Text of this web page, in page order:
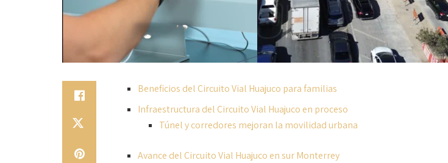
Beneficios del Circuito Vial Huajuco para familias
Infraestructura del Circuito Vial Huajuco en proceso
Túnel y corredores mejoran la movilidad urbana
Avance del Circuito Vial Huajuco en sur Monterrey